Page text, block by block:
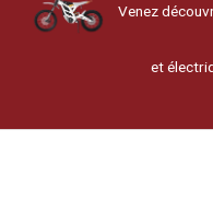
Venez
et